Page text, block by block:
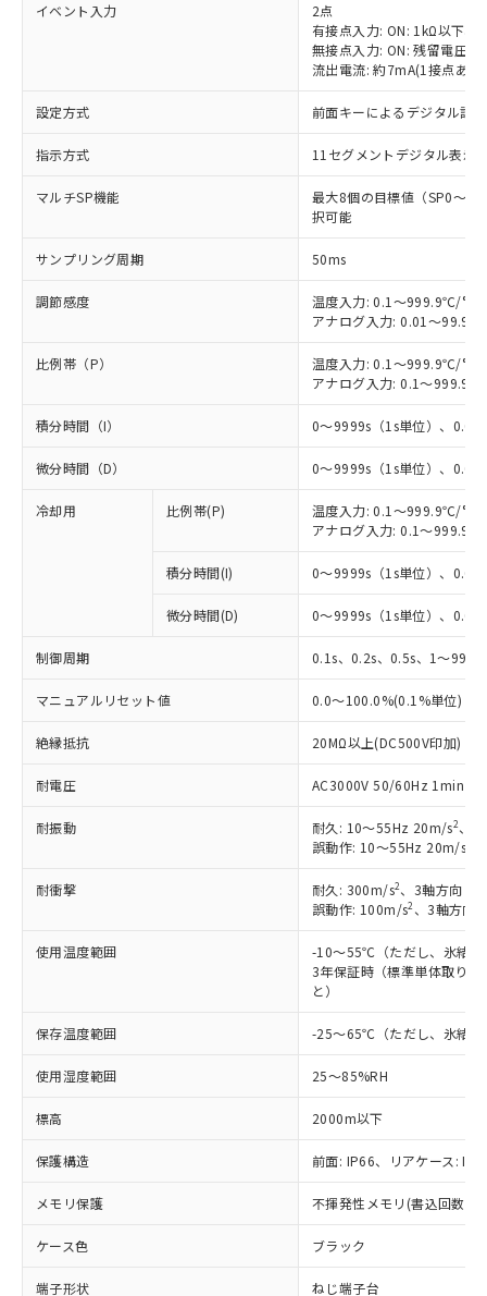
イベント入力
2点
有接点入力: ON: 1kΩ以下、
無接点入力: ON: 残留電圧
流出電流: 約7mA(1接点あた
設定方式 前面キーによるデジタル設定
指示方式 11セグメントデジタル表示
マルチSP機能
最大8個の目標値（SP0～
択可能
サンプリング周期 50ms
調節感度
温度入力: 0.1～999.9℃/°F
アナログ入力: 0.01～
比例帯（P）
温度入力: 0.1～999.9℃/°F
アナログ入力: 0.1～
積分時間（I） 0～9999s（1s単位）、0.0
微分時間（D） 0～9999s（1s単位）、0.0
冷却用 比例帯(P)
温度入力: 0.1～999.9℃/°F
アナログ入力: 0.1～
積分時間(I) 0～9999s（1s単位）、0.0
微分時間(D) 0～9999s（1s単位）、0.0
制御周期 0.1s、0.2s、0.5s、1～99s
マニュアルリセット値 0.0～100.0%(0.1%単位)
絶縁抵抗 20MΩ以上(DC500V印加)
耐電圧 AC3000V 50/60Hz 1min (
耐振動 耐久: 10～55Hz 20m/s2、3
誤動作: 10～55Hz 20m/s
耐衝撃 耐久: 300m/s2、3軸方向 各
誤動作: 100m/s2 、3軸方向
使用温度範囲
-10～55℃（ただし、氷結、
3年保証時（標準単体取り
と）
保存温度範囲 -25～65℃（ただし、氷結、
使用湿度範囲 25～85%RH
標高 2000m以下
保護構造 前面: IP66、リアケース:
メモリ保護 不揮発性メモリ(書込回数:
ケース色 ブラック
端子形状 ねじ端子台
以下の条件をお読みいただき、同意のうえ
本サービスは、当社制御機器事業取扱
商品の当社在庫状況および標準価格
(税抜)を提供させていただくもので
本サービスの対象外となる商品もある
在庫状況および標準価格照会結果は、
記載している更新日時点での社内デー
タに基づき作成されるものであり、閲
覧された時点での実際の在庫および標
準価格とは異なる場合があることをご
※1 対応状況
対応済み：EU RoHS指令（10物質）の
非含有に対応した製品が提供可能な商品で
対応予定：EU RoHS指令（10物質）の非含
有に対応した製品に切り替える予定のある
対応予定なし：EU RoHS指令（10物質）の
非含有に非対応の商品で、対応品を出す予
調査・確認中：EU RoHS指令（10物質）の
非含有の対応状況を調査中または確認中の
非該当品：ライセンス料など無形物で、有
害物質有無と関係のない商品です。
仕入先様の事情により、非含有部品として
いたものが、含有品と判明した場合などや
むを得ず変更することがあります。
*EU RoHS指令（10物質）：
鉛(Pb) 1000ppm以下、 水銀(Hg) 1000ppm以下、 カド
六価クロム(Cr(Ⅵ)) 1000ppm以下、ポリ臭化ビフェニル
(PBDE) 1000ppm以下、フタル酸ビス(2-エチルヘキシ
※1 中国RoHS○×表
「○」：最大均質材料含有率が中国RoHSの
基準値以下であることを示します。
「×」：最大均質材料含有率が中国RoHSの
基準値を超えていることを示します。
「－」：未確認です。当社販売部門へお問
*中国RoHS10物質の基準値 (GB/T26572)：
Pb(鉛) :1000ppm、 Hg(水銀) : 1000ppm、 Cd(カドミウ
当社は、これら貴社製品のうち、外国
為替および外国貿易法に定める商品
または国外への提供する場合は、日本
国政府の輸出許可(または役務取引許
可)を取得するなどの必要な手続きを